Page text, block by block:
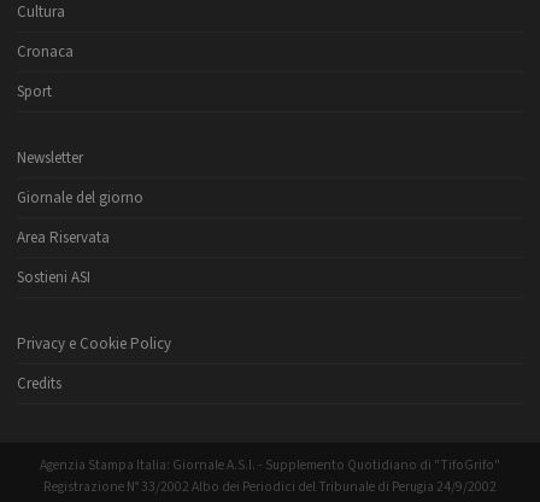
Cultura
Cronaca
Sport
Newsletter
Giornale del giorno
Area Riservata
Sostieni ASI
Privacy e Cookie Policy
Credits
Agenzia Stampa Italia: Giornale A.S.I. - Supplemento Quotidiano di "TifoGrifo"
Registrazione N° 33/2002 Albo dei Periodici del Tribunale di Perugia 24/9/2002